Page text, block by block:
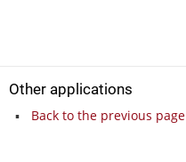
Other applications
Back to the previous page